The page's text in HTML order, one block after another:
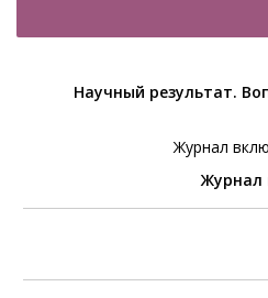
Научный результат.
Журнал
Журнал